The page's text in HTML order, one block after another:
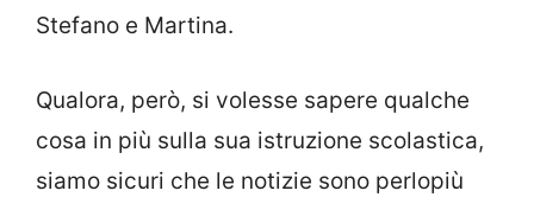
Stefano e Martina.
Qualora, però, si volesse sapere qualche
cosa in più sulla sua istruzione scolastica,
siamo sicuri che le notizie sono perlopiù